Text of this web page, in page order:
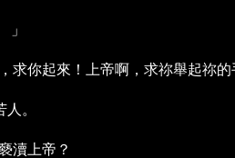
」
求你起來！上帝啊，求祢舉起祢的
。
瀆上帝？